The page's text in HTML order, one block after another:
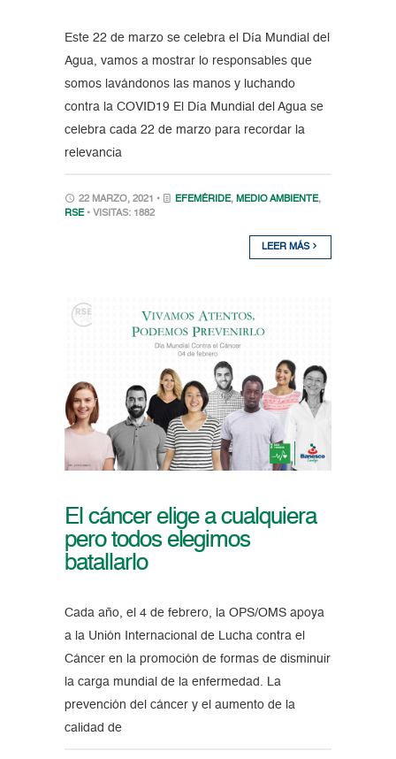
Este 22 de marzo se celebra el Día Mundial del
Agua, vamos a mostrar lo responsables que
somos lavándonos las manos y luchando
contra la COVID19 El Día Mundial del Agua se
celebra cada 22 de marzo para recordar la
relevancia
22 MARZO, 2021 • EFEMÉRIDE, MEDIO AMBIENTE,
RSE • VISITAS: 1882
LEER MÁS
El cáncer elige a cualquiera
pero todos elegimos
batallarlo
Cada año, el 4 de febrero, la OPS/OMS apoya
a la Unión Internacional de Lucha contra el
Cáncer en la promoción de formas de disminuir
la carga mundial de la enfermedad. La
prevención del cáncer y el aumento de la
calidad de